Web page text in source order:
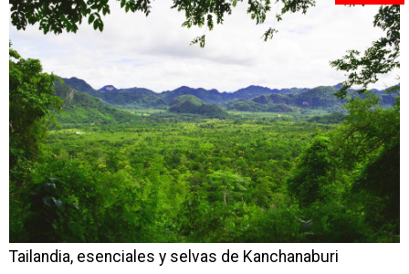
Tailandia, esenciales y selvas de Kanchanaburi